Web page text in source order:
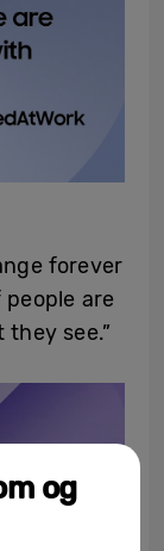
forever
people are
see.”
og